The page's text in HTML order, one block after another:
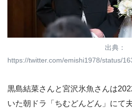
出典：
https://twitter.com/emishi1978/status/
黒島結菜さんと宮沢氷魚さんは
いた朝ドラ「ちむどんどん」にて